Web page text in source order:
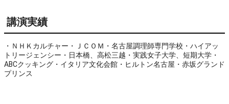
講演実績
・ＮＨＫカルチャー・ＪＣＯＭ・名古屋調理師専門学校・ハイアッ
トリージェンシー・日本橋、高松三越・実践女子大学、短期大学・
ABCクッキング・イタリア文化会館・ヒルトン名古屋・赤坂グランド
プリンス